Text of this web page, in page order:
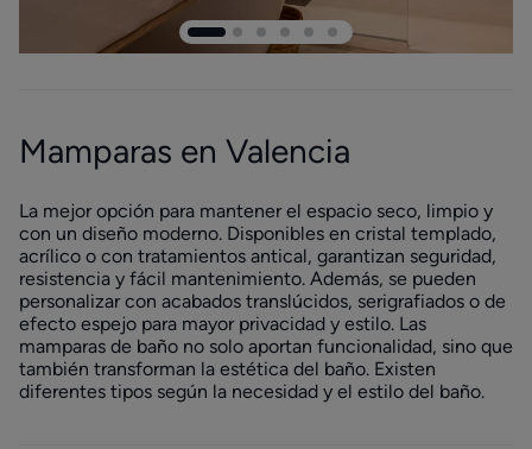
Mamparas en Valencia
La mejor opción para mantener el espacio seco, limpio y
con un diseño moderno. Disponibles en cristal templado,
acrílico o con tratamientos antical, garantizan seguridad,
resistencia y fácil mantenimiento. Además, se pueden
personalizar con acabados translúcidos, serigrafiados o de
efecto espejo para mayor privacidad y estilo. Las
mamparas de baño no solo aportan funcionalidad, sino que
también transforman la estética del baño. Existen
diferentes tipos según la necesidad y el estilo del baño.